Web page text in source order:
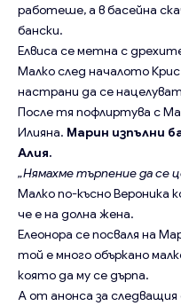
работеше, а в басейна
бански.
Елвиса се метна с
Малко след началото
настрани да се
После тя пофлиртува с
Илияна. Марин изпълни
Алия.
„Нямахме търпение да се
Малко по-късно Вероника
че е на долна жена.
Елеонора се посваля на
той е много объркано
която да му се дърпа.
А от анонса за следващия